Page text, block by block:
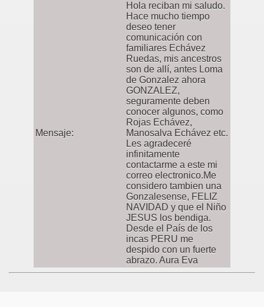
Mensaje:
Hola reciban mi saludo.
Hace mucho tiempo
deseo tener
comunicación con
familiares Echávez
Ruedas, mis ancestros
son de allí, antes Loma
de Gonzalez ahora
GONZALEZ,
seguramente deben
conocer algunos, como
Rojas Echávez,
Manosalva Echávez etc.
Les agradeceré
infinitamente
contactarme a este mi
correo electronico.Me
considero tambien una
Gonzalesense, FELIZ
NAVIDAD y que el Niño
JESUS los bendiga.
Desde el País de los
incas PERU me
despido con un fuerte
abrazo. Aura Eva